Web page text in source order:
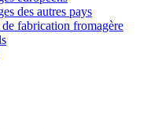
des autres pays
fabrication fromagère